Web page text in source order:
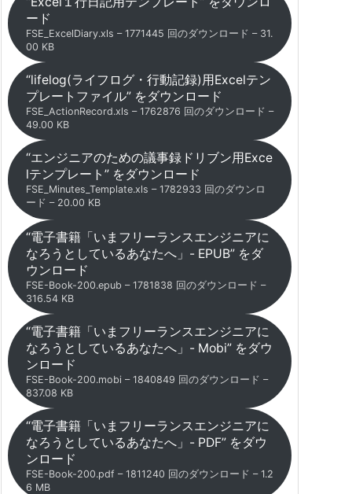
ード
FSE_ExcelDiary.xls – 1771445 回のダウンロード – 31.
00 KB
“lifelog(ライフログ・行動記録)用Excelテン
プレートファイル” をダウンロード
FSE_ActionRecord.xls – 1762876 回のダウンロード –
49.00 KB
“エンジニアのための議事録ドリブン用Exce
lテンプレート” をダウンロード
FSE_Minutes_Template.xls – 1782933 回のダウンロ
ード – 20.00 KB
“電子書籍「いまフリーランスエンジニアに
なろうとしているあなたへ」- EPUB” をダ
ウンロード
FSE-Book-200.epub – 1781838 回のダウンロード –
316.54 KB
“電子書籍「いまフリーランスエンジニアに
なろうとしているあなたへ」- Mobi” をダウ
ンロード
FSE-Book-200.mobi – 1840849 回のダウンロード –
837.08 KB
“電子書籍「いまフリーランスエンジニアに
なろうとしているあなたへ」- PDF” をダウ
ンロード
FSE-Book-200.pdf – 1811240 回のダウンロード – 1.2
6 MB